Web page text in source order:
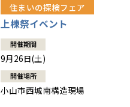
住まいの探検フェア
上棟祭イベント
開催期間
9月26日(土)
開催場所
小山市西城南構造現場